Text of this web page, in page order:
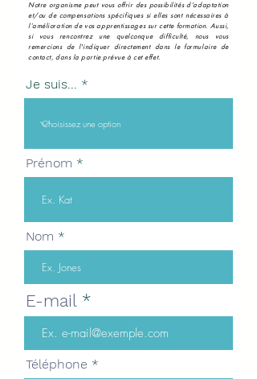
Notre organisme peut vous offrir des possibilités d’adaptation
et/ou de compensations spécifiques si elles sont nécessaires à
l’amélioration de vos apprentissages sur cette formation. Aussi,
si vous rencontrez une quelconque difficulté, nous vous
remercions de l'indiquer directement dans le formulaire de
contact, dans la partie prévue à cet effet.
Je suis...
Prénom
Nom
E-mail
Téléphone